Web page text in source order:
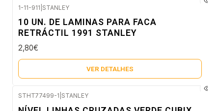
1-11-911 STANLEY
10 UN. DE LAMINAS PARA FACA
RETRÁCTIL 1991 STANLEY
2,80€
VER DETALHES
STHT77499-1 STANLEY